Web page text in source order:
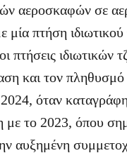
αεροσκαφών σε
πτήση ιδιωτικού
ιδιωτικών
και τον
όταν
με το 2023, όπου
αυξημένη